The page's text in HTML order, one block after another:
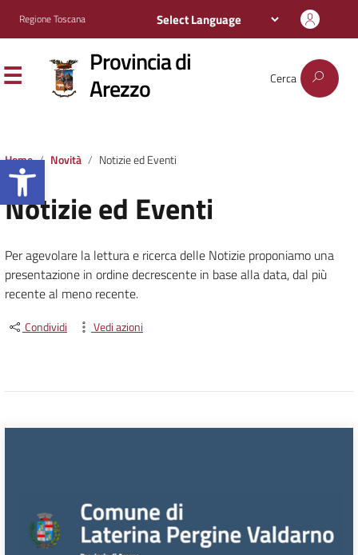
Apri la barra degli strumenti
Regione Toscana
Provincia di
Arezzo Cerca
Home Novità Notizie ed Eventi
Notizie ed Eventi
Per agevolare la lettura e ricerca delle Notizie proponiamo una
presentazione in ordine decrescente in base alla data, dal più
recente al meno recente.
Condividi Vedi azioni